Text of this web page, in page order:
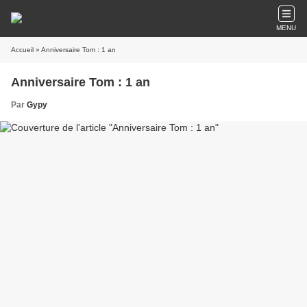
MENU
Accueil » Anniversaire Tom : 1 an
Anniversaire Tom : 1 an
Par Gypy